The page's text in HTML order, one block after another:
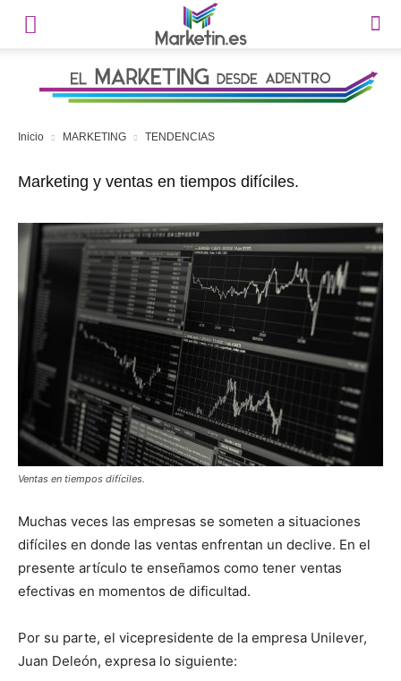
Inicio MARKETING TENDENCIAS
Marketing y ventas en tiempos difíciles.
Ventas en tiempos difíciles.
Muchas veces las empresas se someten a situaciones
difíciles en donde las ventas enfrentan un declive. En el
presente artículo te enseñamos como tener ventas
efectivas en momentos de dificultad.
Por su parte, el vicepresidente de la empresa Unilever,
Juan Deleón, expresa lo siguiente: